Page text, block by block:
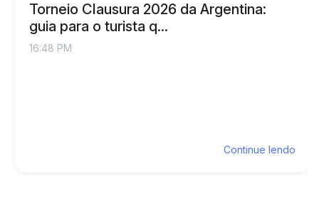
Torneio Clausura 2026 da Argentina:
guia para o turista q...
16:48 PM
Continue lendo